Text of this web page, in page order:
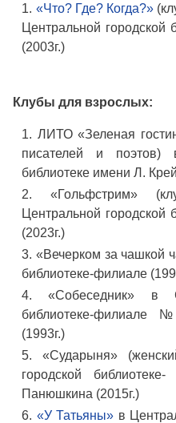
«Что? Где? Когда?»
Центральной городской
(2003г.)
Клубы для взрослых:
ЛИТО «Зеленая
писателей и поэтов)
библиотеке имени Л.
«Гольфстрим»
Центральной городской
(2023г.)
«Вечерком за чашкой
библиотеке-филиале
«Собеседник» в
библиотеке-
(1993г.)
«Сударыня»
городской
Панюшкина (2015г.)
«У Татьяны» в